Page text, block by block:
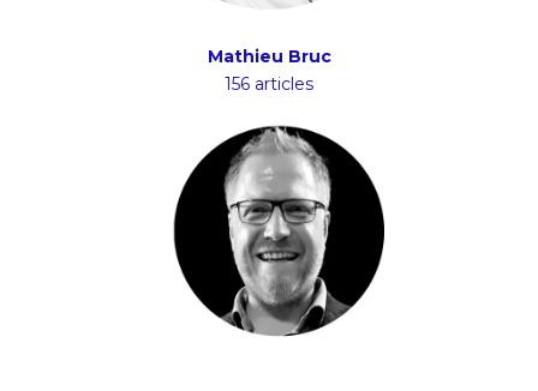
Mathieu Bruc
156 articles